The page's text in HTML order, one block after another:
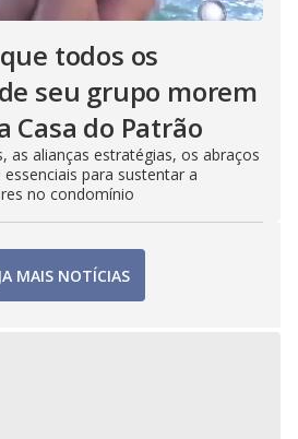
todos os
seu grupo morem
Casa do Patrão
as alianças estratégias, os abraços
para sustentar a
no condomínio
MAIS NOTÍCIAS